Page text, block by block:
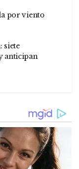
por viento
siete
anticipan